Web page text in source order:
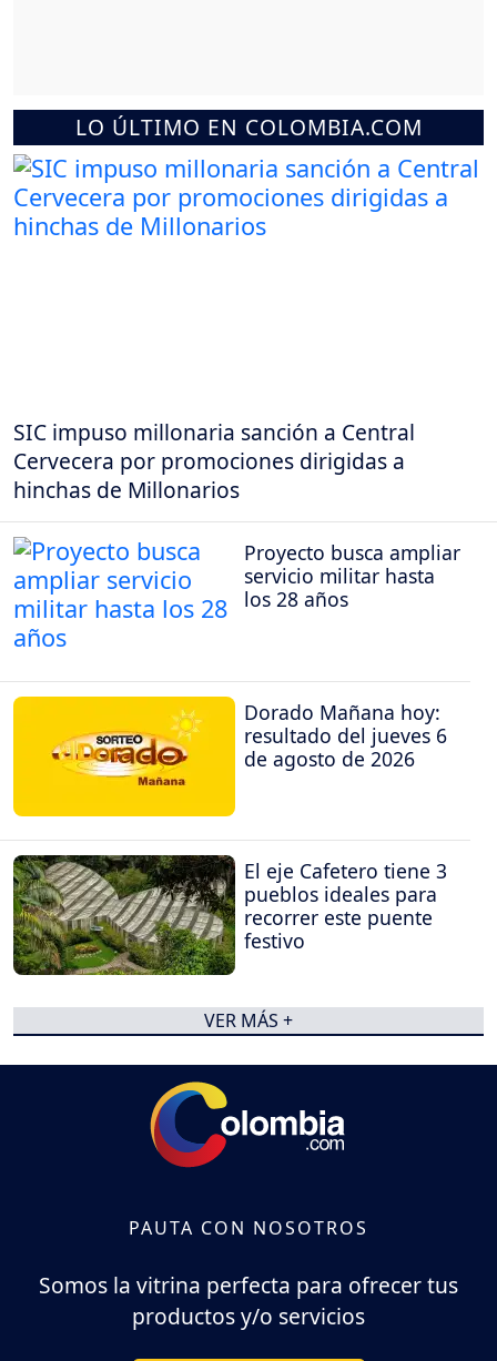
LO ÚLTIMO EN COLOMBIA.COM
SIC impuso millonaria sanción a Central
Cervecera por promociones dirigidas a
hinchas de Millonarios
Proyecto busca ampliar
servicio militar hasta
los 28 años
Dorado Mañana hoy:
resultado del jueves 6
de agosto de 2026
El eje Cafetero tiene 3
pueblos ideales para
recorrer este puente
festivo
VER MÁS +
PAUTA CON NOSOTROS
Somos la vitrina perfecta para ofrecer tus
productos y/o servicios